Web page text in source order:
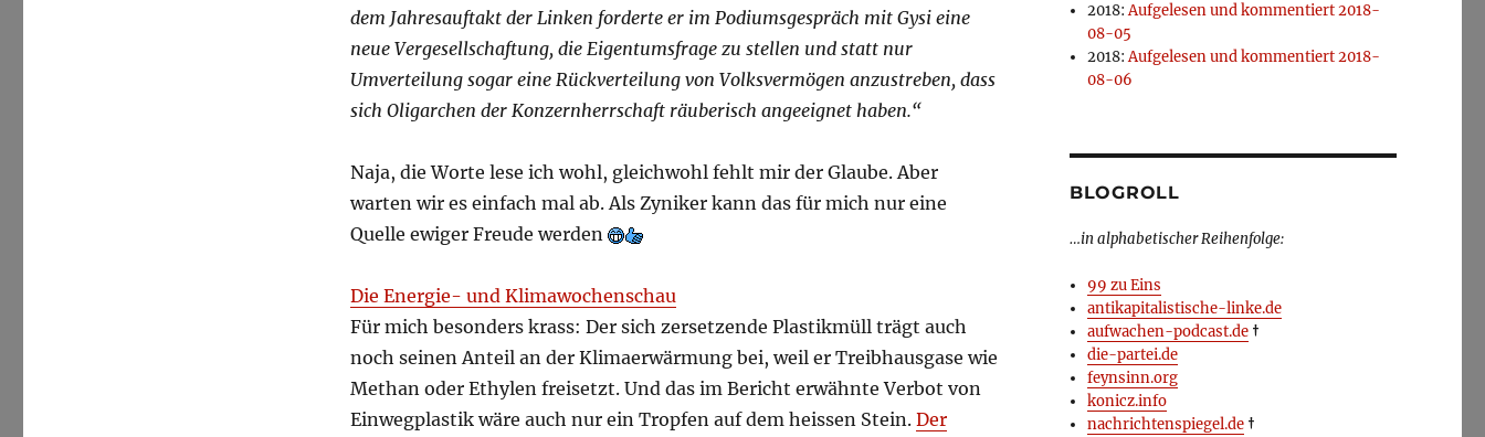
dem Jahresauftakt der Linken forderte er im Podiumsgespräch mit Gysi eine
neue Vergesellschaftung, die Eigentumsfrage zu stellen und statt nur
Umverteilung sogar eine Rückverteilung von Volksvermögen anzustreben, dass
sich Oligarchen der Konzernherrschaft räuberisch angeeignet haben.“
Naja, die Worte lese ich wohl, gleichwohl fehlt mir der Glaube. Aber
warten wir es einfach mal ab. Als Zyniker kann das für mich nur eine
Quelle ewiger Freude werden
Die Energie- und Klimawochenschau
Für mich besonders krass: Der sich zersetzende Plastikmüll trägt auch
noch seinen Anteil an der Klimaerwärmung bei, weil er Treibhausgase wie
Methan oder Ethylen freisetzt. Und das im Bericht erwähnte Verbot von
Einwegplastik wäre auch nur ein Tropfen auf dem heissen Stein. Der
2018:Aufgelesen und kommentiert 2018-
08-05
2018:Aufgelesen und kommentiert 2018-
08-06
BLOGROLL
…in alphabetischer Reihenfolge:
99 zu Eins
antikapitalistische-linke.de
aufwachen-podcast.de †
die-partei.de
feynsinn.org
konicz.info
nachrichtenspiegel.de †